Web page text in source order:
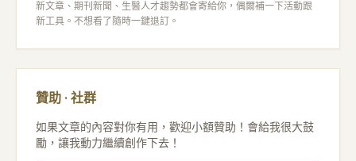
新文章、期刊新聞、生醫人才趨勢都會寄給你，偶爾補一下活動跟
新工具。不想看了隨時一鍵退訂。
贊助 · 社群
如果文章的內容對你有用，歡迎小額贊助！會給我很大鼓
勵，讓我動力繼續創作下去！